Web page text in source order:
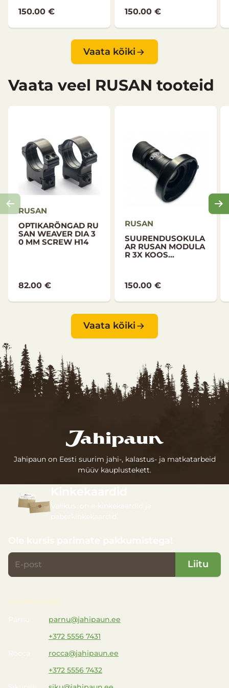
150.00 € 150.00 €
Vaata kõiki
Vaata veel RUSAN tooteid
RUSAN
OPTIKARÕNGAD RU
SAN WEAVER DIA 3
0 MM SCREW H14
82.00 €
RUSAN
SUURENDUSOKULA
AR RUSAN MODULA
R 3X KOOS...
150.00 €
Vaata kõiki
Jahipaun on Eesti suurim jahi-, kalastus- ja matkatarbeid
müüv kauplustekett.
Liitu
KAUPLUSED
parnu@jahipaun.ee
+372 5556 7431
rocca@jahipaun.ee
+372 5556 7432